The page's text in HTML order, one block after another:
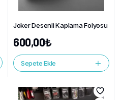
Joker Desenli Kaplama Folyosu
600,00₺
Sepete Ekle